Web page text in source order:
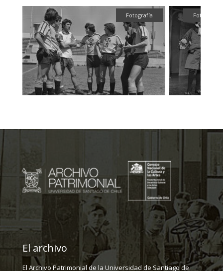
Fotografía Fotografía
El archivo
El Archivo Patrimonial de la Universidad de Santiago de